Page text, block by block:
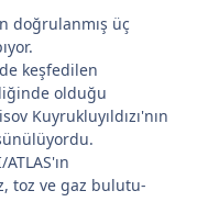
doğrulanmış üç
keşfedilen
olduğu
Kuyrukluyıldızı'nın
toz ve gaz bulutu-